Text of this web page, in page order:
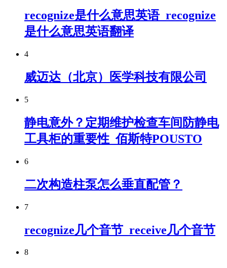
recognize是什么意思英语_recognize
是什么意思英语翻译
4
威迈达（北京）医学科技有限公司
5
静电意外？定期维护检查车间防静电
工具柜的重要性_佰斯特POUSTO
6
二次构造柱泵怎么垂直配管？
7
recognize几个音节_receive几个音节
8